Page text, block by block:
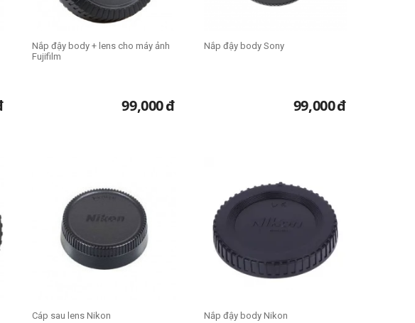
Nắp đậy body + lens cho máy ảnh
Fujifilm
99,000đ
Nắp đậy body Sony
99,000đ
Cáp sau lens Nikon Nắp đậy body Nikon